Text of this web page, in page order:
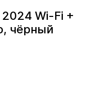
Wi-Fi +
чёрный